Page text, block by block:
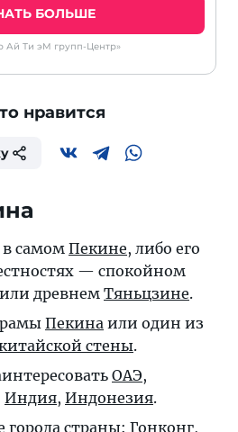
БОЛЬШЕ
Ай Ти эМ групп-Центр»
нравится
в самом Пекине, либо его
— спокойном
древнем Тяньцзине.
Пекина или один из
стены.
ОАЭ,
Индия, Индонезия.
страны: Гонконг,